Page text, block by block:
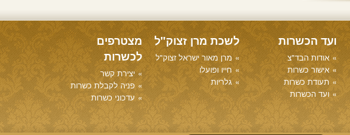
ועד הכשרות
אודות הבד"צ
אישור כשרות
תעודת כשרות
ועד הכשרות
לשכת מרן זצוק"ל
מרן מאור ישראל זצוק"ל
חייו ופועלו
גלריות
מצטרפים
לכשרות
יצירת קשר
פניה לקבלת כשרות
עדכוני כשרות